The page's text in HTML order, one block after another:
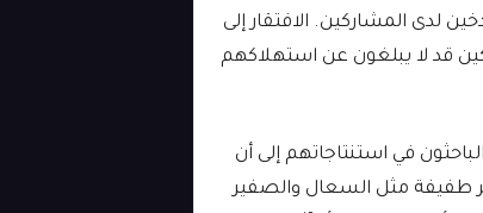
لدى المشاركين. الافتقار إلى
قد لا يبلغون عن استهلاكهم
في استنتاجاتهم إلى أن
طفيفة مثل السعال والصفير